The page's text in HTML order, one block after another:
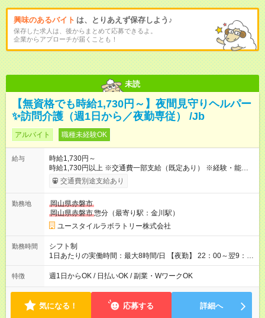
興味のあるバイト は、とりあえず保存しよう♪
保存した求人は、後からまとめて応募できるよ。
企業からアプローチが届くことも！
未読
【無資格でも時給1,730円～】夜間見守りヘルパー
✨訪問介護（週1日から／夜勤専従） /Jb
アルバイト 職種未経験OK
給与
時給1,730円～
時給1,730円以上 ※交通費一部支給（既定あり） ※経験・能力を
考慮して決定します 【収入例】 週1回勤務の場合：1,730円×8時
間×4回=5万5,360円 週3回勤務の場合：1,730円×8時間×12回
月 ※ 雇用形態と給与に、本採用時と異なる部分があります。 雇
用形態：本採用時と同じです。 給与：時給 1,480円以上
交通費別途支給あり
勤務地
岡山県赤磐市
岡山県赤磐市惣分（最寄り駅：金川駅）
ユースタイルラボラトリー株式会社
勤務時間
シフト制
1日あたりの実働時間：最大8時間/日 【夜勤】 22：00～翌9：
00 ※週1日～OK ／ 夜勤専従 ＊＊ 勤務時間例 ＊＊ ■22時か
ら翌7時 ■23時から翌8時 ■24時から翌9時 など ※上記の時間
ます。 ※曜日固定（毎週同じ曜日での勤務となります）
特徴 週1日からOK / 日払いOK / 副業・WワークOK
気になる！ 応募する 詳細へ